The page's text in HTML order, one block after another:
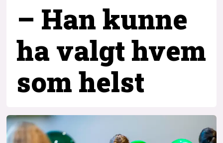
– Han kunne
ha valgt hvem
som helst